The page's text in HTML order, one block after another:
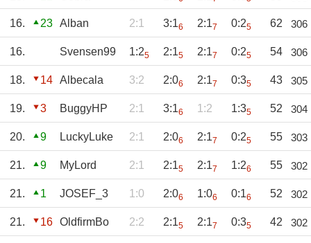
16. 23 Alban 2:1 3:16 2:17 0:25 62 306
16. Svensen99 1:25 2:15 2:17 0:25 54 306
18. 14 Albecala 3:2 2:06 2:17 0:35 43 305
19. 3 BuggyHP 2:1 3:16 1:2 1:35 52 304
20. 9 LuckyLuke 2:1 2:06 2:17 0:25 55 303
21. 9 MyLord 2:1 2:15 2:17 1:26 55 302
21. 1 JOSEF_3 1:0 2:06 1:06 0:16 52 302
21. 16 OldfirmBo 2:2 2:15 2:17 0:35 42 302